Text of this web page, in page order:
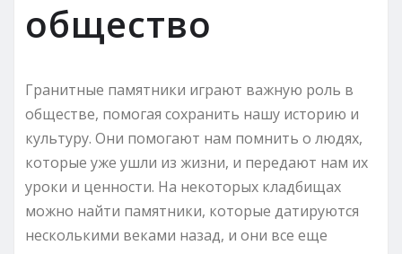
общество
Гранитные памятники играют важную роль в
обществе, помогая сохранить нашу историю и
культуру. Они помогают нам помнить о людях,
которые уже ушли из жизни, и передают нам их
уроки и ценности. На некоторых кладбищах
можно найти памятники, которые датируются
несколькими веками назад, и они все еще